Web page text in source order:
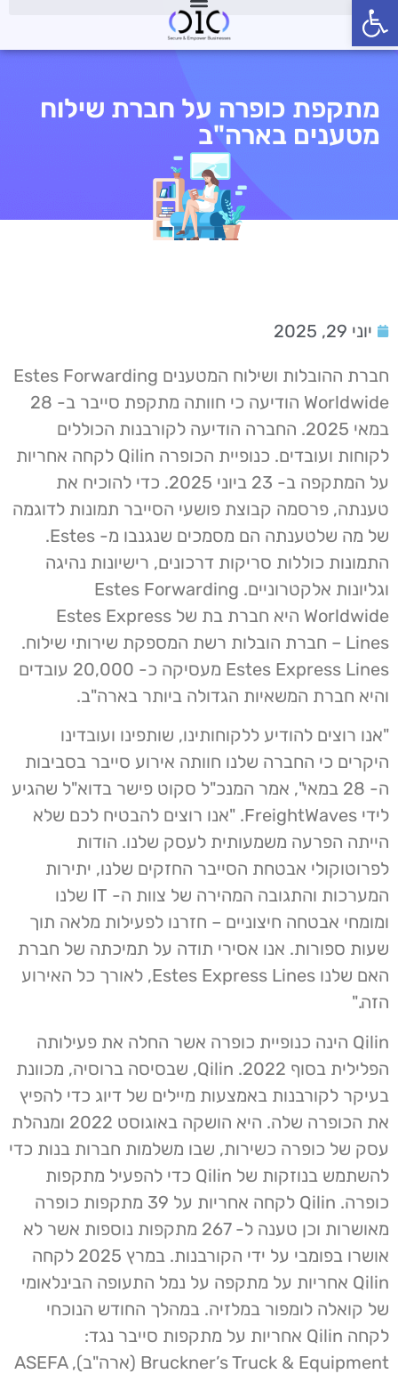
פתח סרגל נגישות
מתקפת כופרה על חברת שילוח
מטענים בארה"ב
יוני 29, 2025
חברת ההובלות ושילוח המטענים Estes Forwarding
Worldwide הודיעה כי חוותה מתקפת סייבר ב- 28
במאי 2025. החברה הודיעה לקורבנות הכוללים
לקוחות ועובדים. כנופיית הכופרה Qilin לקחה אחריות
על המתקפה ב- 23 ביוני 2025. כדי להוכיח את
טענתה, פרסמה קבוצת פושעי הסייבר תמונות לדוגמה
של מה שלטענתה הם מסמכים שנגנבו מ- Estes.
התמונות כוללות סריקות דרכונים, רישיונות נהיגה
וגליונות אלקטרוניים. Estes Forwarding
Worldwide היא חברת בת של Estes Express
Lines – חברת הובלות רשת המספקת שירותי שילוח.
Estes Express Lines מעסיקה כ- 20,000 עובדים
והיא חברת המשאיות הגדולה ביותר בארה"ב.
"אנו רוצים להודיע ​​ללקוחותינו, שותפינו ועובדינו
היקרים כי החברה שלנו חוותה אירוע סייבר בסביבות
ה- 28 במאי", אמר המנכ"ל סקוט פישר בדוא"ל שהגיע
לידי FreightWaves. "אנו רוצים להבטיח לכם שלא
הייתה הפרעה משמעותית לעסק שלנו. הודות
לפרוטוקולי אבטחת הסייבר החזקים שלנו, יתירות
המערכות והתגובה המהירה של צוות ה- IT שלנו
ומומחי אבטחה חיצוניים – חזרנו לפעילות מלאה תוך
שעות ספורות. אנו אסירי תודה על תמיכתה של חברת
האם שלנו Estes Express Lines, לאורך כל האירוע
הזה."
Qilin הינה כנופיית כופרה אשר החלה את פעילותה
הפלילית בסוף 2022. Qilin, שבסיסה ברוסיה, מכוונת
בעיקר לקורבנות באמצעות מיילים של דיוג כדי להפיץ
את הכופרה שלה. היא הושקה באוגוסט 2022 ומנהלת
עסק של כופרה כשירות, שבו משלמות חברות בנות כדי
להשתמש בנוזקות של Qilin כדי להפעיל מתקפות
כופרה. Qilin לקחה אחריות על 39 מתקפות כופרה
מאושרות וכן טענה ל- 267 מתקפות נוספות אשר לא
אושרו בפומבי על ידי הקורבנות. במרץ 2025 לקחה
Qilin אחריות על מתקפה על נמל התעופה הבינלאומי
של קואלה לומפור במלזיה. במהלך החודש הנוכחי
לקחה Qilin אחריות על מתקפות סייבר נגד:
Bruckner’s Truck & Equipment (ארה"ב), ASEFA